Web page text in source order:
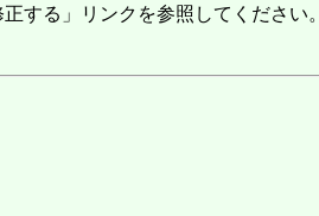
する」リンクを参照してください。